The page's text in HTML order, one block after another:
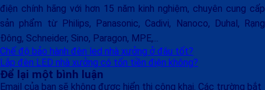
điện chính hãng với hơn 15 năm kinh nghiệm, chuyên cung cấp
sản phẩm từ Philips, Panasonic, Cadivi, Nanoco, Duhal, Rạng
Đông, Schneider, Sino, Paragon, MPE,...
Chế độ bảo hành đèn led nhà xưởng ở đâu tốt?
Lắp đèn LED nhà xưởng có tốn tiền điện không?
Để lại một bình luận
Email của bạn sẽ không được hiển thị công khai. Các trường bắt